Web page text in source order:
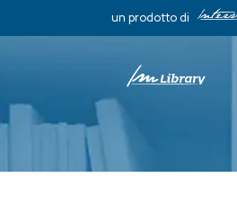
un prodotto di